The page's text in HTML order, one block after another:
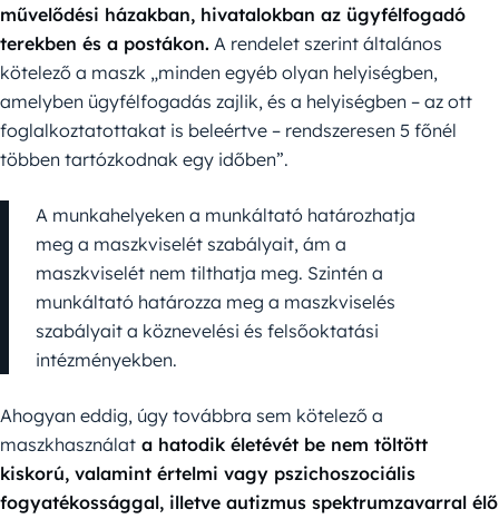
művelődési házakban, hivatalokban az ügyfélfogadó
terekben és a postákon. A rendelet szerint általános
kötelező a maszk „minden egyéb olyan helyiségben,
amelyben ügyfélfogadás zajlik, és a helyiségben – az ott
foglalkoztatottakat is beleértve – rendszeresen 5 főnél
többen tartózkodnak egy időben”.
A munkahelyeken a munkáltató határozhatja
meg a maszkviselét szabályait, ám a
maszkviselét nem tilthatja meg. Szintén a
munkáltató határozza meg a maszkviselés
szabályait a köznevelési és felsőoktatási
intézményekben.
Ahogyan eddig, úgy továbbra sem kötelező a
maszkhasználat a hatodik életévét be nem töltött
kiskorú, valamint értelmi vagy pszichoszociális
fogyatékossággal, illetve autizmus spektrumzavarral élő